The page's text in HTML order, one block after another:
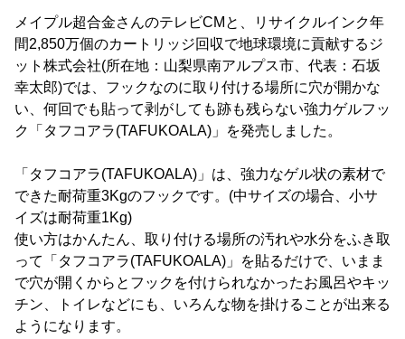
メイプル超合金さんのテレビCMと、リサイクルインク年
間2,850万個のカートリッジ回収で地球環境に貢献するジ
ット株式会社(所在地：山梨県南アルプス市、代表：石坂
幸太郎)では、フックなのに取り付ける場所に穴が開かな
い、何回でも貼って剥がしても跡も残らない強力ゲルフッ
ク「タフコアラ(TAFUKOALA)」を発売しました。
「タフコアラ(TAFUKOALA)」は、強力なゲル状の素材で
できた耐荷重3Kgのフックです。(中サイズの場合、小サ
イズは耐荷重1Kg)
使い方はかんたん、取り付ける場所の汚れや水分をふき取
って「タフコアラ(TAFUKOALA)」を貼るだけで、いまま
で穴が開くからとフックを付けられなかったお風呂やキッ
チン、トイレなどにも、いろんな物を掛けることが出来る
ようになります。